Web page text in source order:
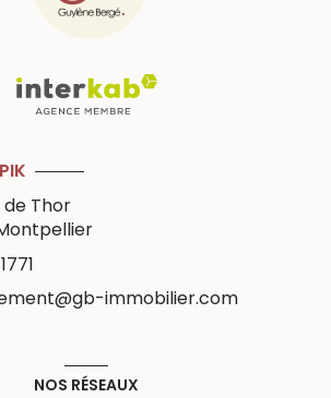
Thor
immobilier.com
NOS RÉSEAUX